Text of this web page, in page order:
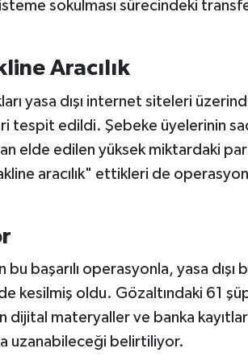
sokulması sürecindeki
Aracılık
yasa dışı internet siteleri
tespit edildi. Şebeke üyelerinin
elde edilen yüksek miktardaki
aracılık" ettikleri de operasyon
başarılı operasyonla, yasa dışı
kesilmiş oldu. Gözaltındaki 61
materyaller ve banka
uzanabileceği belirtiliyor.